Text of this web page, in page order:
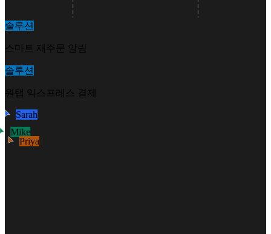
솔루션
스마트 재주문 알림
솔루션
원탭 익스프레스 결제
Sarah
Mike
Priya